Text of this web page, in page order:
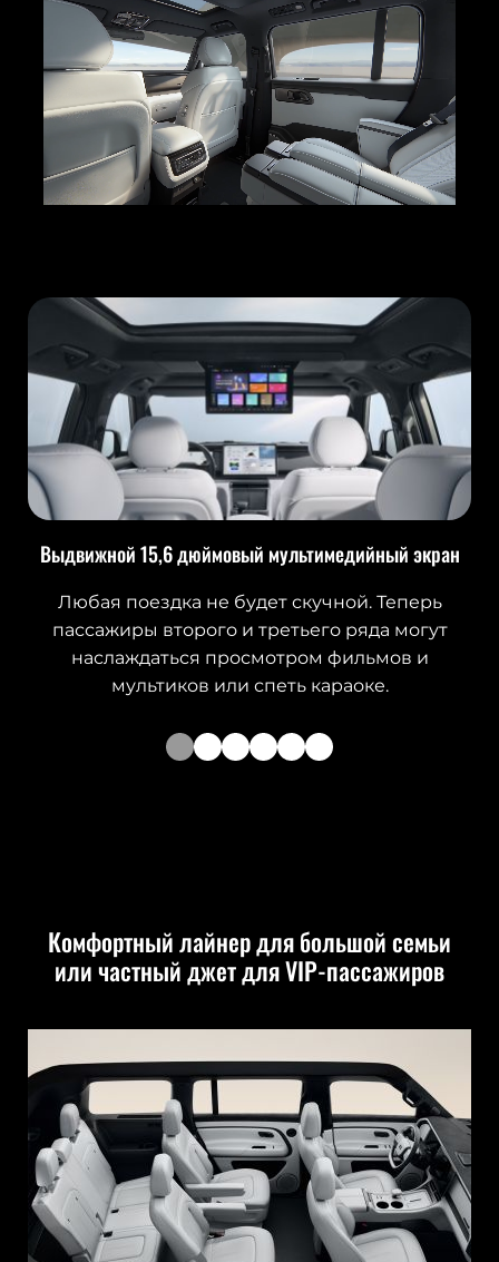
Выдвижной 15,6 дюймовый мультимедийный экран
Любая поездка не будет скучной. Теперь
пассажиры второго и третьего ряда могут
наслаждаться просмотром фильмов и
мультиков или спеть караоке.
Комфортный лайнер для большой семьи
или частный джет для VIP-пассажиров